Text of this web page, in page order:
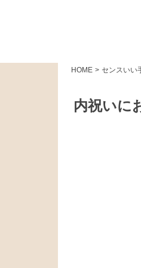
HOME > センスいい
内祝いに